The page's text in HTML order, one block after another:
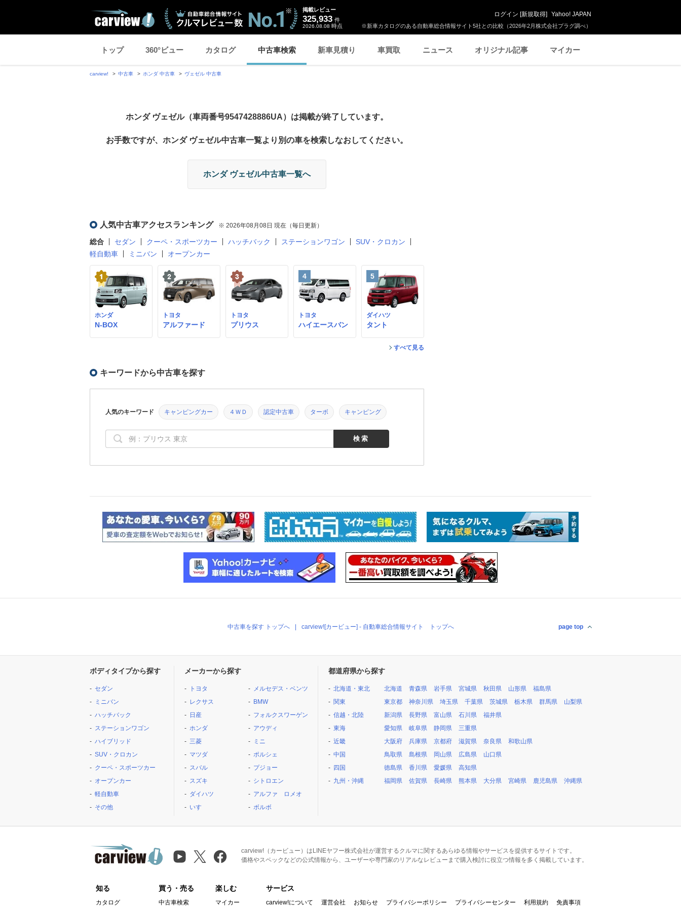
※新車カタログのある自動車総合情報サイト5社との比較（2026年2月株式会社プラグ調べ）
掲載レビュー
325,933 件
2026.08.08 時点
ログイン [新規取得] Yahoo! JAPAN
トップ 360°ビュー カタログ 中古車検索 新車見積り 車買取 ニュース オリジナル記事 マイカー
carview! 中古車 ホンダ 中古車 ヴェゼル 中古車
ホンダ ヴェゼル（車両番号9547428886UA）は掲載が終了しています。
お手数ですが、ホンダ ヴェゼル中古車一覧より別の車を検索しなおしてください。
ホンダ ヴェゼル中古車一覧へ
人気中古車アクセスランキング ※ 2026年08月08日 現在（毎日更新）
総合 セダン クーペ・スポーツカー ハッチバック ステーションワゴン
SUV・クロカン
軽自動車
ミニバン オープンカー
ホンダ
N-BOX
トヨタ
アルファード
トヨタ
プリウス
4
トヨタ
ハイエースバン
5
ダイハツ
タント
すべて見る
キーワードから中古車を探す
人気のキーワード キャンピングカー ４ＷＤ 認定中古車 ターボ キャンピング
中古車を探す トップへ carview![カービュー] - 自動車総合情報サイト トップへ page top
ボディタイプから探す
セダン
ミニバン
ハッチバック
ステーションワゴン
ハイブリッド
SUV・クロカン
クーペ・スポーツカー
オープンカー
軽自動車
その他
メーカーから探す
トヨタ
レクサス
日産
ホンダ
三菱
マツダ
スバル
スズキ
ダイハツ
いすゞ
メルセデス・ベンツ
BMW
フォルクスワーゲン
アウディ
ミニ
ポルシェ
プジョー
シトロエン
アルファ ロメオ
ボルボ
都道府県から探す
北海道・東北 北海道 青森県 岩手県 宮城県 秋田県 山形県
福島県
関東
東京都 神奈川県 埼玉県 千葉県 茨城県 栃木県 群馬県
山梨県
信越・北陸
新潟県 長野県 富山県 石川県
福井県
東海
愛知県 岐阜県 静岡県
三重県
近畿
大阪府 兵庫県 京都府 滋賀県 奈良県
和歌山県
中国
鳥取県 島根県 岡山県 広島県
山口県
四国
徳島県 香川県 愛媛県
高知県
九州・沖縄
福岡県 佐賀県 長崎県 熊本県 大分県 宮崎県 鹿児島県 沖縄県
carview!（カービュー）はLINEヤフー株式会社が運営するクルマに関するあらゆる情報やサービスを提供するサイトです。
価格やスペックなどの公式情報から、ユーザーや専門家のリアルなレビューまで購入検討に役立つ情報を多く掲載しています。
知る
カタログ
買う・売る
中古車検索
楽しむ
マイカー
サービス
carview!について 運営会社 お知らせ プライバシーポリシー プライバシーセンター 利用規約 免責事項